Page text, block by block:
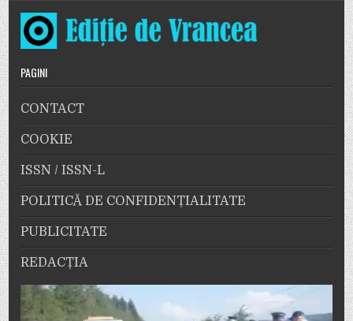
PAGINI
CONTACT
COOKIE
ISSN / ISSN-L
POLITICĂ DE CONFIDENȚIALITATE
PUBLICITATE
REDACȚIA